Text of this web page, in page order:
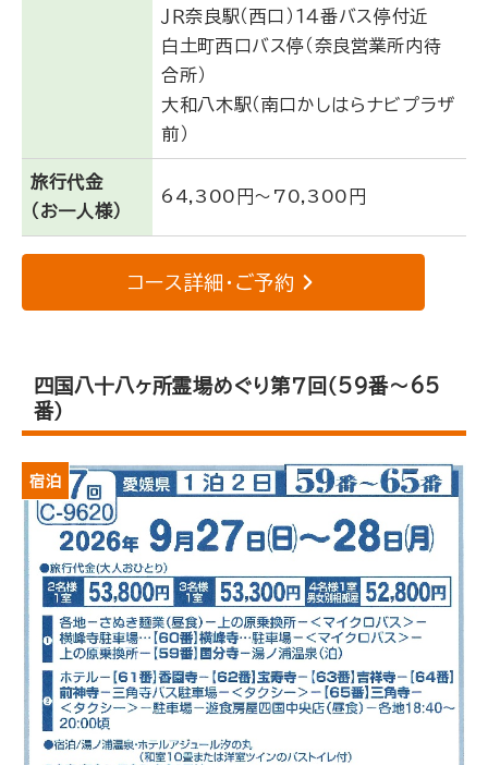
ＪＲ奈良駅（西口）１４番バス停付近
白土町西口バス停（奈良営業所内待
合所）
大和八木駅（南口かしはらナビプラザ
前）
旅行代金
（お一人様）
64,300円～70,300円
コース詳細・ご予約
四国八十八ヶ所霊場めぐり第７回（59番～65
番）
宿泊